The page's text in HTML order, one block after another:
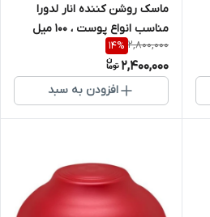
ماسک روشن کننده انار لدورا
مناسب انواع پوست ، 100 میل
2,800,000
14%
2,400,000
افزودن به سبد